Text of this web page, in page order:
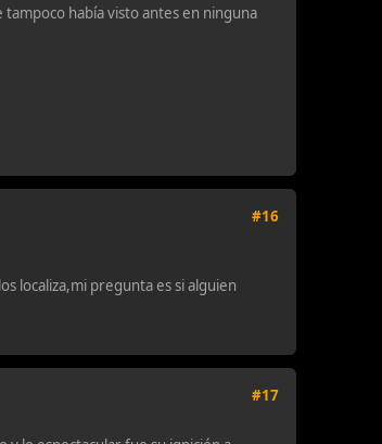
había visto antes en ninguna
#16
localiza,mi pregunta es si alguien
#17